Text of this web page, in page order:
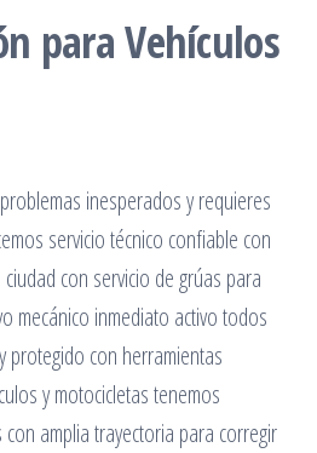
para Vehículos
inesperados y requieres
servicio técnico confiable con
con servicio de grúas para
mecánico inmediato activo todos
con herramientas
y motocicletas tenemos
amplia trayectoria para corregir